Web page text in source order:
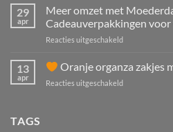
voetbal
eraan:
oranje
zakjes
feest,
29
apr
Meer omzet met
Cadeauverpakkingen
Reacties uitgeschakeldvoor
Moederdag?
13
apr
Oranje organza zakjes
Reacties uitgeschakeldvoor
TAGS